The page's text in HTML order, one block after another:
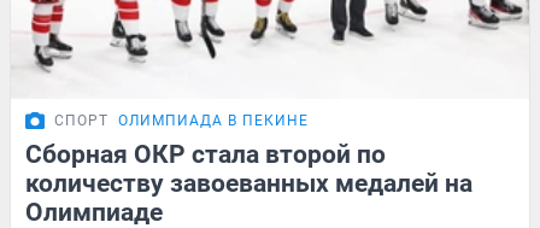
СПОРТ ОЛИМПИАДА В ПЕКИНЕ
Сборная ОКР стала второй по
количеству завоеванных медалей на
Олимпиаде